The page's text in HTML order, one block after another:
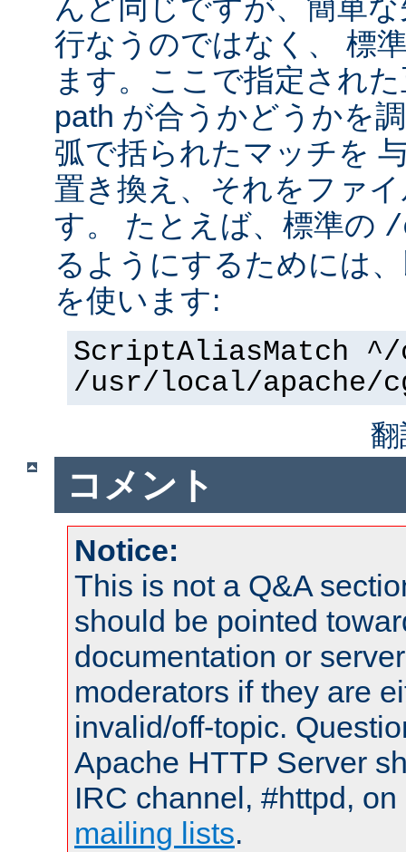
んど同じですが、簡単
行なうのではなく、 標
ます。ここで指定され
path が合うかどうかを
弧で括られたマッチを
置き換え、それをファ
す。 たとえば、標準の /
るようにするためには
を使います:
ScriptAliasMatch
/usr/local/apache/
コメント
Notice:
This is not a Q&A
should be pointed
documentation or
moderators if they are
invalid/off-topic.
Apache HTTP Server
IRC channel, #httpd,
mailing lists.